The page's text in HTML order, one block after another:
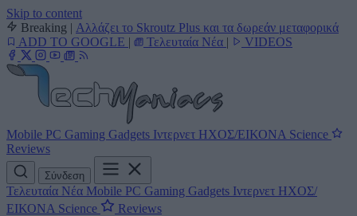
Skip to content
Breaking | Αλλάζει το Skroutz Plus και τα δωρεάν μεταφορικά
ADD TO GOOGLE | Τελευταία Νέα | VIDEOS
Mobile PC Gaming Gadgets Ιντερνετ ΗΧΟΣ/ΕΙΚΟΝΑ Science
Reviews
Σύνδεση
Τελευταία Νέα Mobile PC Gaming Gadgets Ιντερνετ ΗΧΟΣ/
ΕΙΚΟΝΑ Science Reviews